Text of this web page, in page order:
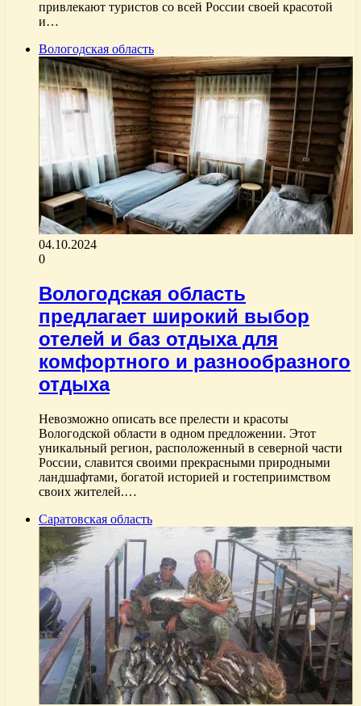
привлекают туристов со всей России своей красотой
и…
Вологодская область
04.10.2024
0
Вологодская область
предлагает широкий выбор
отелей и баз отдыха для
комфортного и разнообразного
отдыха
Невозможно описать все прелести и красоты
Вологодской области в одном предложении. Этот
уникальный регион, расположенный в северной части
России, славится своими прекрасными природными
ландшафтами, богатой историей и гостеприимством
своих жителей.…
Саратовская область